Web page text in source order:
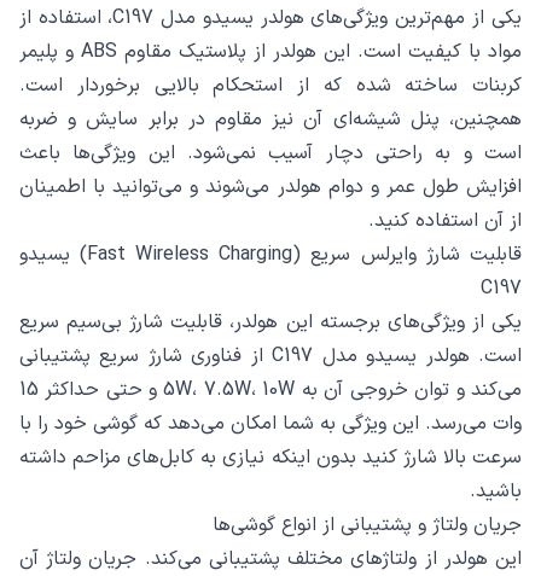
یکی از مهم‌ترین ویژگی‌های هولدر یسیدو مدل C197، استفاده از
مواد با کیفیت است. این هولدر از پلاستیک مقاوم ABS و پلیمر
کربنات ساخته شده که از استحکام بالایی برخوردار است.
همچنین، پنل شیشه‌ای آن نیز مقاوم در برابر سایش و ضربه
است و به راحتی دچار آسیب نمی‌شود. این ویژگی‌ها باعث
افزایش طول عمر و دوام هولدر می‌شوند و می‌توانید با اطمینان
از آن استفاده کنید.
قابلیت شارژ وایرلس سریع (Fast Wireless Charging) یسیدو
C197
یکی از ویژگی‌های برجسته این هولدر، قابلیت شارژ بی‌سیم سریع
است. هولدر یسیدو مدل C197 از فناوری شارژ سریع پشتیبانی
می‌کند و توان خروجی آن به 5W، 7.5W، 10W و حتی حداکثر 15
وات می‌رسد. این ویژگی به شما امکان می‌دهد که گوشی خود را با
سرعت بالا شارژ کنید بدون اینکه نیازی به کابل‌های مزاحم داشته
باشید.
جریان ولتاژ و پشتیبانی از انواع گوشی‌ها
این هولدر از ولتاژهای مختلف پشتیبانی می‌کند. جریان ولتاژ آن